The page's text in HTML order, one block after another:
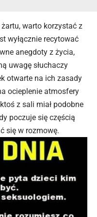
warto korzystać z
wyłącznie recytować
anegdoty z życia,
uwagę słuchaczy
otwarte na ich zasady
ocieplenie atmosfery
z sali miał podobne
poczuje się częścią
się w rozmowę.